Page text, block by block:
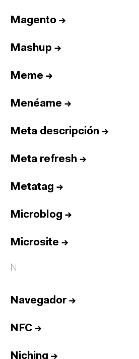
Magento →
Mashup →
Meme →
Menéame →
Meta descripción →
Meta refresh →
Metatag →
Microblog →
Microsite →
N
Navegador→
NFC →
Niching →